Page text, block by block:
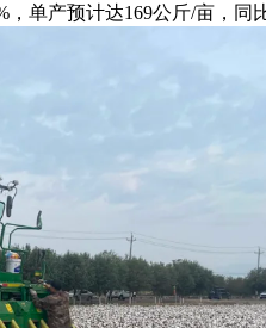
单产预计达169公斤/亩，同